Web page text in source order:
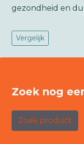
gezondheid en
Vergelijk
Zoek nog
Zoek product